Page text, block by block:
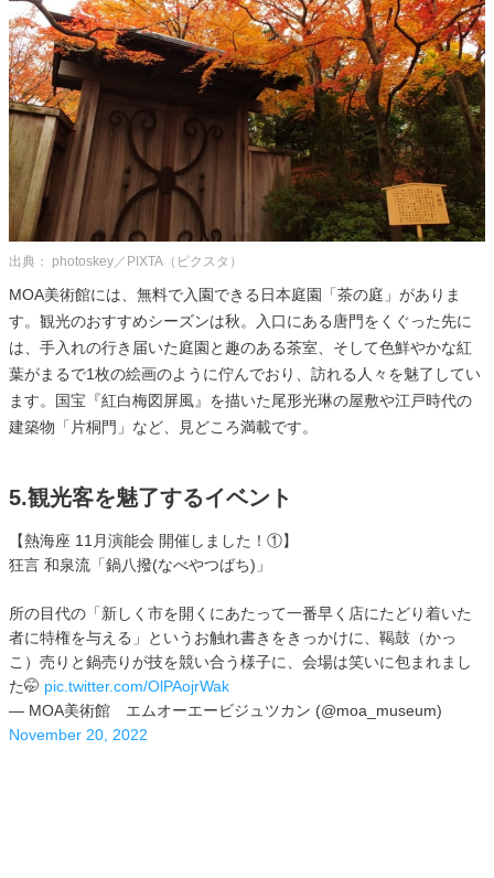
出典： photoskey／PIXTA（ピクスタ）
MOA美術館には、無料で入園できる日本庭園「茶の庭」がありま
す。観光のおすすめシーズンは秋。入口にある唐門をくぐった先に
は、手入れの行き届いた庭園と趣のある茶室、そして色鮮やかな紅
葉がまるで1枚の絵画のように佇んでおり、訪れる人々を魅了してい
ます。国宝『紅白梅図屏風』を描いた尾形光琳の屋敷や江戸時代の
建築物「片桐門」など、見どころ満載です。
5.観光客を魅了するイベント
【熱海座 11月演能会 開催しました！①】
狂言 和泉流「鍋八撥(なべやつばち)」
所の目代の「新しく市を開くにあたって一番早く店にたどり着いた
者に特権を与える」というお触れ書きをきっかけに、鞨鼓（かっ
こ）売りと鍋売りが技を競い合う様子に、会場は笑いに包まれまし
た🤭 pic.twitter.com/OlPAojrWak
— MOA美術館 エムオーエービジュツカン (@moa_museum)
November 20, 2022